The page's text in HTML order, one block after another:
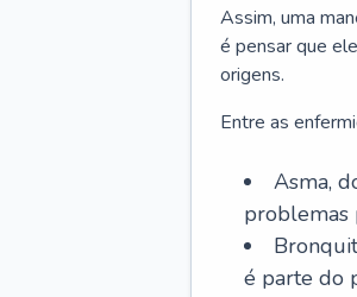
Assim, uma
é pensar que
origens.
Entre as
Asma,
problemas
é parte do